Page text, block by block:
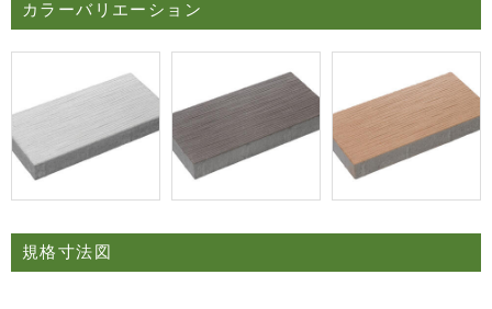
カラーバリエーション
規格寸法図